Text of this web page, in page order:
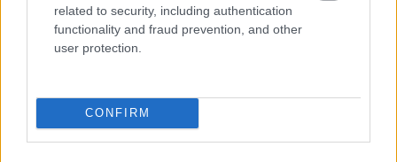
related to security, including authentication
functionality and fraud prevention, and other
user protection.
CONFIRM
Rese- och
kostnadsfakturor
Deklarationer ✓
Kontoutdrag